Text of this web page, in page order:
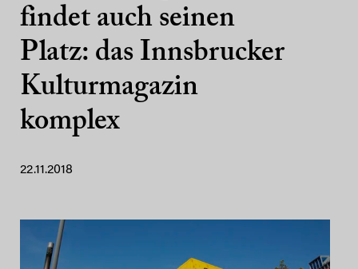
findet auch seinen
Platz: das Innsbrucker
Kulturmagazin
komplex
22.11.2018